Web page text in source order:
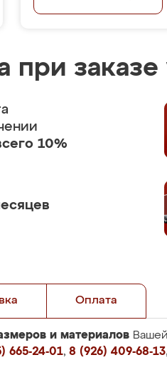
при заказе
10%
Оплата
и материалов
665-24-01, 8 (926) 409-68-13